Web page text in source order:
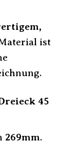
ist
45
269mm.